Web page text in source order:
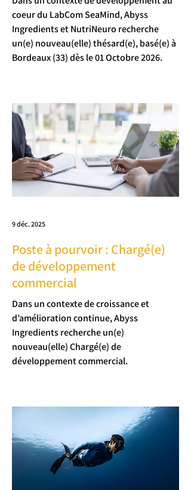
coeur du LabCom SeaMind, Abyss
Ingredients et NutriNeuro recherche
un(e) nouveau(elle) thésard(e), basé(e) à
Bordeaux (33) dès le 01 Octobre 2026.
Poste à pourvoir : Chargé(e)
de développement
commercial
Dans un contexte de croissance et
d’amélioration continue, Abyss
Ingredients recherche un(e)
nouveau(elle) Chargé(e) de
développement commercial.
9 déc. 2025